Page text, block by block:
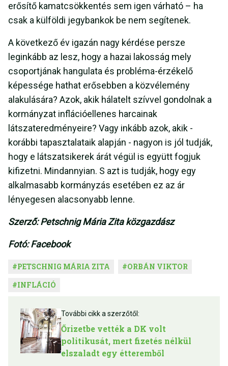
erősítő kamatcsökkentés sem igen várható – ha
csak a külföldi jegybankok be nem segítenek.
A következő év igazán nagy kérdése persze
leginkább az lesz, hogy a hazai lakosság mely
csoportjának hangulata és probléma-érzékelő
képessége hathat erősebben a közvélemény
alakulására? Azok, akik hálatelt szívvel gondolnak a
kormányzat inflációellenes harcainak
látszateredményeire? Vagy inkább azok, akik -
korábbi tapasztalataik alapján - nagyon is jól tudják,
hogy e látszatsikerek árát végül is együtt fogjuk
kifizetni. Mindannyian. S azt is tudják, hogy egy
alkalmasabb kormányzás esetében ez az ár
lényegesen alacsonyabb lenne.
Szerző: Petschnig Mária Zita közgazdász
Fotó: Facebook
#PETSCHNIG MÁRIA ZITA #ORBÁN VIKTOR
#INFLÁCIÓ
További cikk a szerzőtől:
Őrizetbe vették a DK volt
politikusát, mert fizetés nélkül
elszaladt egy étteremből